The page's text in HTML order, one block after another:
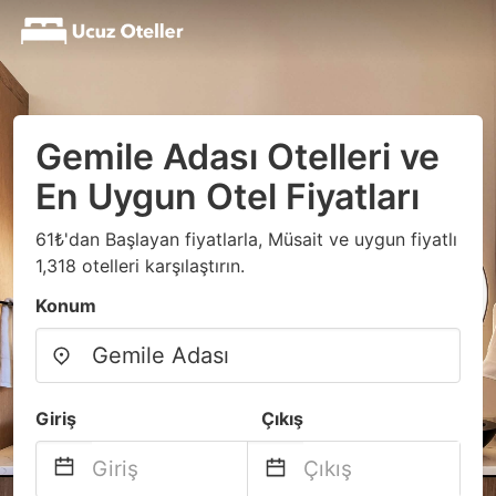
Gemile Adası Otelleri ve
En Uygun Otel Fiyatları
61₺'dan Başlayan fiyatlarla, Müsait ve uygun fiyatlı
1,318 otelleri karşılaştırın.
Konum
Giriş Çıkış